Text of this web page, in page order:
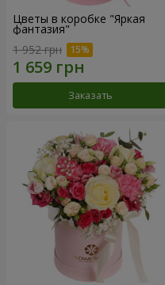
Цветы в коробке "Яркая
фантазия"
1 952 грн
Заказать